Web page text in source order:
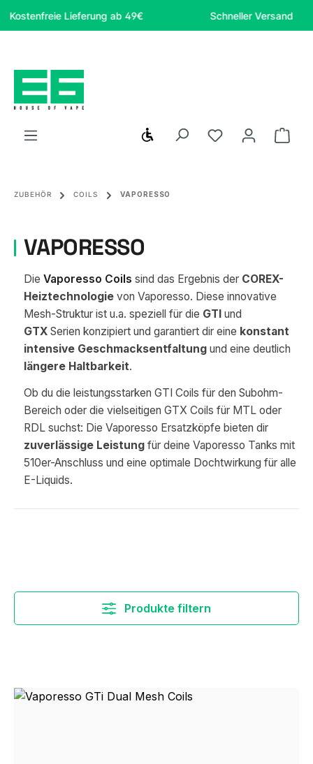
Zum Hauptinhalt springen
Lieferung ab 49€ Schneller Versand
Werkzeugleiste anzeigen
Du hast 0
ZUBEHÖR COILS VAPORESSO
VAPORESSO
Die Vaporesso Coils sind das Ergebnis der COREX-
Heiztechnologievon Vaporesso. Diese innovative
Mesh-Struktur ist u.a. speziell für die GTIund
GTXSerien konzipiert und garantiert dir eine konstant
intensive Geschmacksentfaltungund eine deutlich
längere Haltbarkeit.
Ob du die leistungsstarken GTI Coils für den Subohm-
Bereich oder die vielseitigen GTX Coils für MTL oder
RDL suchst: Die Vaporesso Ersatzköpfe bieten dir
zuverlässige Leistungfür deine Vaporesso Tanks mit
510er-Anschluss und eine optimale Dochtwirkung für alle
E-Liquids.
Produkte filtern